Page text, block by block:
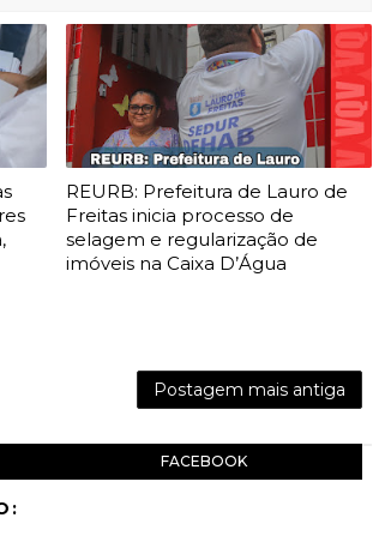
REURB: Prefeitura de Lauro de
Freitas inicia processo de
selagem e regularização de
imóveis na Caixa D’Água
Postagem mais antiga
FACEBOOK